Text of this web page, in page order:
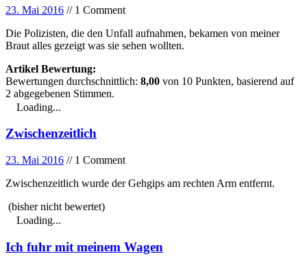
23. Mai 2016 // 1 Comment
Die Polizisten, die den Unfall aufnahmen, bekamen von meiner
Braut alles gezeigt was sie sehen wollten.
Artikel Bewertung:
Bewertungen durchschnittlich: 8,00 von 10 Punkten, basierend auf
2 abgegebenen Stimmen.
Loading...
Zwischenzeitlich
23. Mai 2016 // 1 Comment
Zwischenzeitlich wurde der Gehgips am rechten Arm entfernt.
(bisher nicht bewertet)
Loading...
Ich fuhr mit meinem Wagen